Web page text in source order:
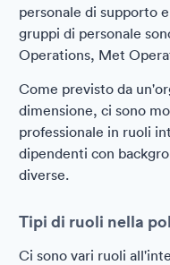
personale di supporto
gruppi di personale
Operations, Met
Come previsto da
dimensione, ci sono
professionale in ruoli
dipendenti con
diverse.
Tipi di ruoli nella
Ci sono vari ruoli